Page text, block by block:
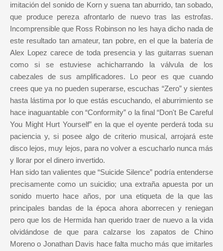
imitación del sonido de Korn y suena tan aburrido, tan sobado,
que produce pereza afrontarlo de nuevo tras las estrofas.
Incomprensible que Ross Robinson no les haya dicho nada de
este resultado tan amateur, tan pobre, en el que la batería de
Alex Lopez carece de toda presencia y las guitarras suenan
como si se estuviese achicharrando la válvula de los
cabezales de sus amplificadores. Lo peor es que cuando
crees que ya no pueden superarse, escuchas “Zero” y sientes
hasta lástima por lo que estás escuchando, el aburrimiento se
hace inaguantable con “Conformity” o la final “Don't Be Careful
You Might Hurt Yourself” en la que el oyente perderá toda su
paciencia y, si posee algo de criterio musical, arrojará este
disco lejos, muy lejos, para no volver a escucharlo nunca más
y llorar por el dinero invertido.
Han sido tan valientes que “Suicide Silence” podría entenderse
precisamente como un suicidio; una extraña apuesta por un
sonido muerto hace años, por una etiqueta de la que las
principales bandas de la época ahora aborrecen y reniegan
pero que los de Hermida han querido traer de nuevo a la vida
olvidándose de que para calzarse los zapatos de Chino
Moreno o Jonathan Davis hace falta mucho más que imitarles